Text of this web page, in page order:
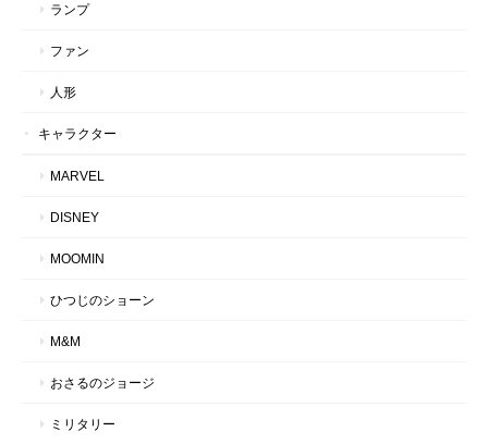
ランプ
ファン
人形
キャラクター
MARVEL
DISNEY
MOOMIN
ひつじのショーン
M&M
おさるのジョージ
ミリタリー